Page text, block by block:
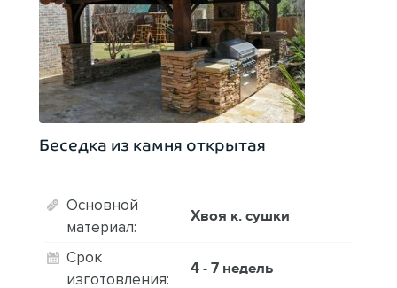
Беседка из камня открытая
Основной
материал:
Хвоя к. сушки
Срок
изготовления:
4 - 7 недель